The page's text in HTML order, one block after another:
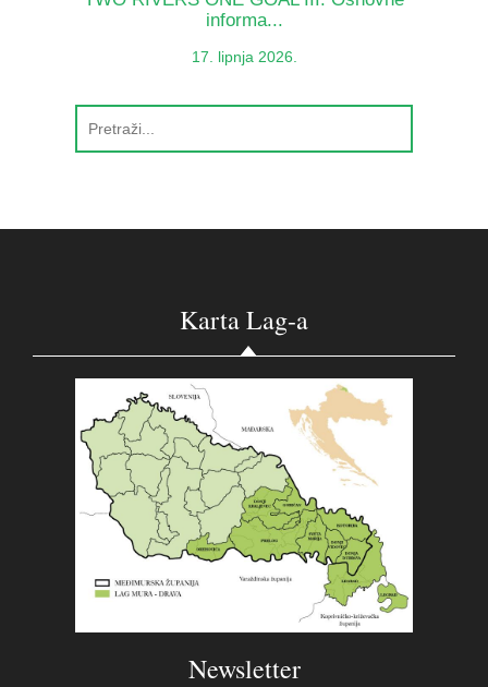
informa...
17. lipnja 2026.
Karta Lag-a
Newsletter